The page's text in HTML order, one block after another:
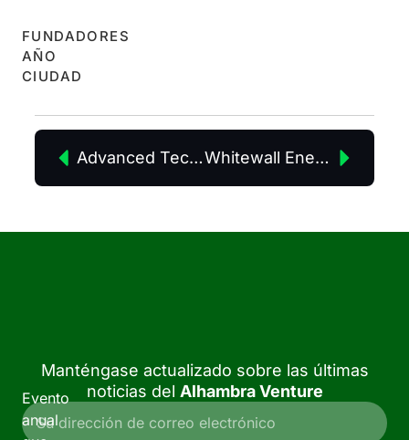
FUNDADORES
AÑO
CIUDAD
Advanced Technology Whitewall Energy and Renewable Solutions SL
Evento
anual
Manténgase actualizado sobre las últimas
noticias del Alhambra Venture